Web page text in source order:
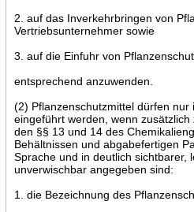
2. auf das Inverkehrbringen von
Vertriebsunternehmer sowie
3. auf die Einfuhr von
entsprechend anzuwenden.
(2) Pflanzenschutzmittel dürfen
eingeführt werden, wenn
den §§ 13 und 14 des
Behältnissen und abgabefertigen
Sprache und in deutlich sichtbarer,
unverwischbar angegeben sind:
1. die Bezeichnung des